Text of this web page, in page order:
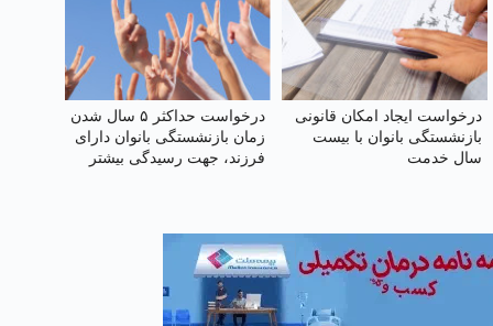
درخواست ایجاد امکان قانونی
بازنشستگی بانوان با بیست
سال خدمت
درخواست حداکثر ۵ سال شدن
زمان بازنشستگی بانوان دارای
فرزند، جهت رسیدگی بیشتر